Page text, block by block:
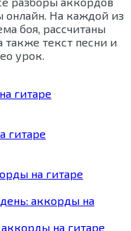
онлайн. На каждой из
боя, рассчитаны
также текст песни и
урок.
гитаре
гитаре
на гитаре
аккорды на
на гитаре